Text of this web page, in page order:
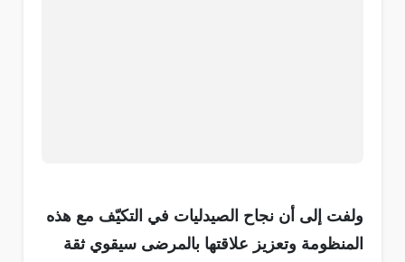
ولفت إلى أن نجاح الصيدليات في التكيّف مع هذه
المنظومة وتعزيز علاقتها بالمرضى سيقوي ثقة